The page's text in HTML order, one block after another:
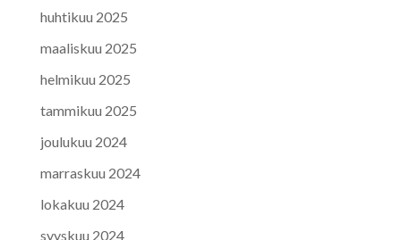
huhtikuu 2025
maaliskuu 2025
helmikuu 2025
tammikuu 2025
joulukuu 2024
marraskuu 2024
lokakuu 2024
syyskuu 2024